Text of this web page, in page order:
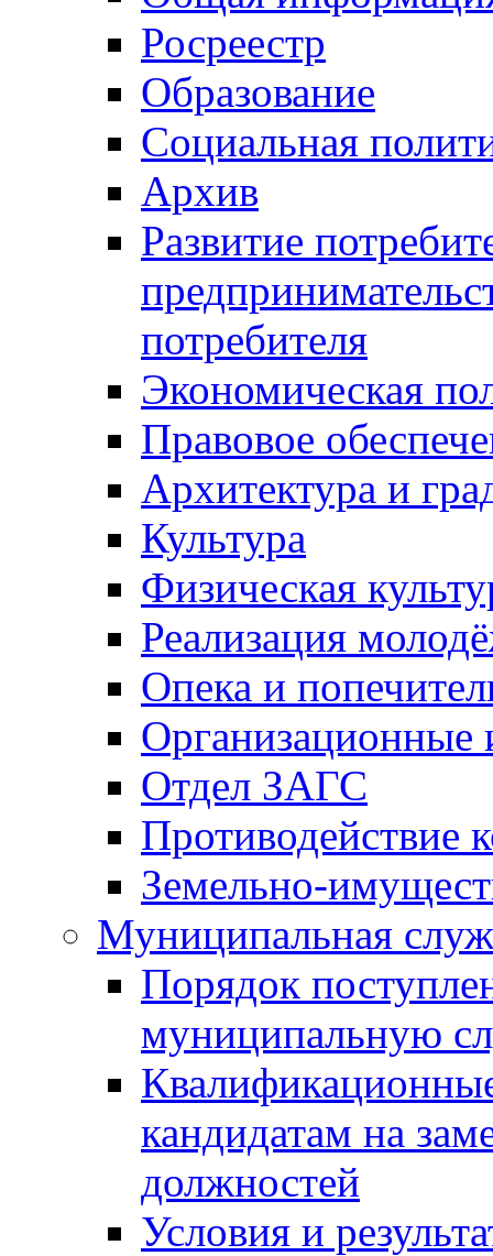
Росреестр
Образование
Социальная
Архив
Развитие
потребителя
Экономическая
Правовое
Архитектура и
Культура
Физическая
Реализация
Опека и
Отдел ЗАГС
Противодействие
Земельно-
Муниципальная
Порядок
муниципальную
кандидатам на
должностей
Условия и